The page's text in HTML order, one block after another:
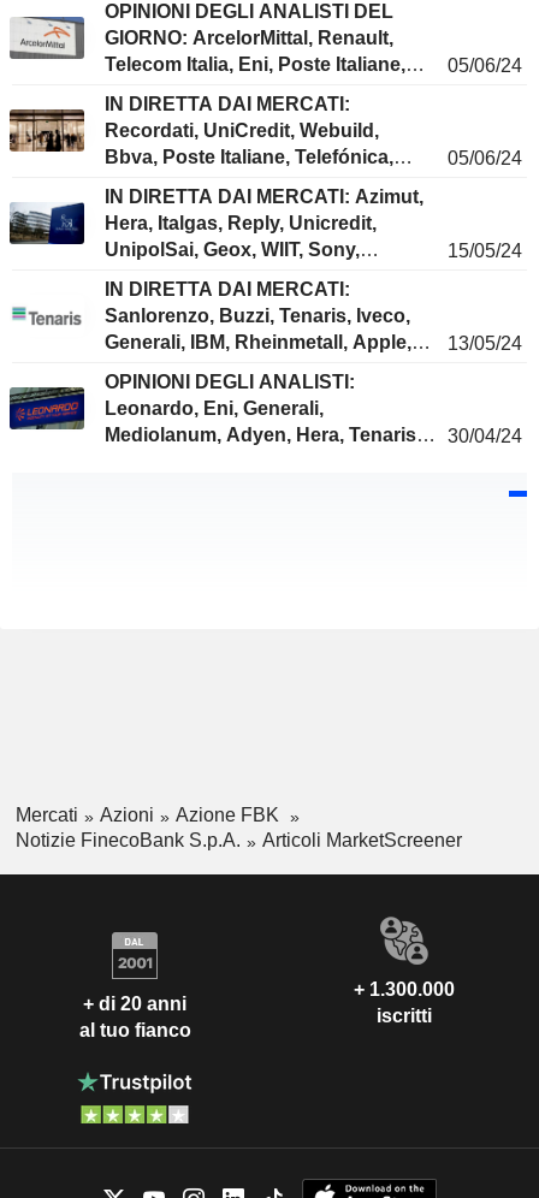
Lululemon...
OPINIONI DEGLI ANALISTI DEL
GIORNO: ArcelorMittal, Renault,
Telecom Italia, Eni, Poste Italiane,
Prosus, Unicaja, Telefónica...
05/06/24
IN DIRETTA DAI MERCATI:
Recordati, UniCredit, Webuild,
Bbva, Poste Italiane, Telefónica,
05/06/24
IN DIRETTA DAI MERCATI: Azimut,
Hera, Italgas, Reply, Unicredit,
UnipolSai, Geox, WIIT, Sony,
15/05/24
IN DIRETTA DAI MERCATI:
Sanlorenzo, Buzzi, Tenaris, Iveco,
Generali, IBM, Rheinmetall, Apple,
13/05/24
OPINIONI DEGLI ANALISTI:
Leonardo, Eni, Generali,
Mediolanum, Adyen, Hera, Tenaris,
30/04/24
Mercati Azioni
Azione FBK
Notizie FinecoBank S.p.A.
Articoli MarketScreener
+ di 20 anni
al tuo fianco
+ 1.300.000
iscritti